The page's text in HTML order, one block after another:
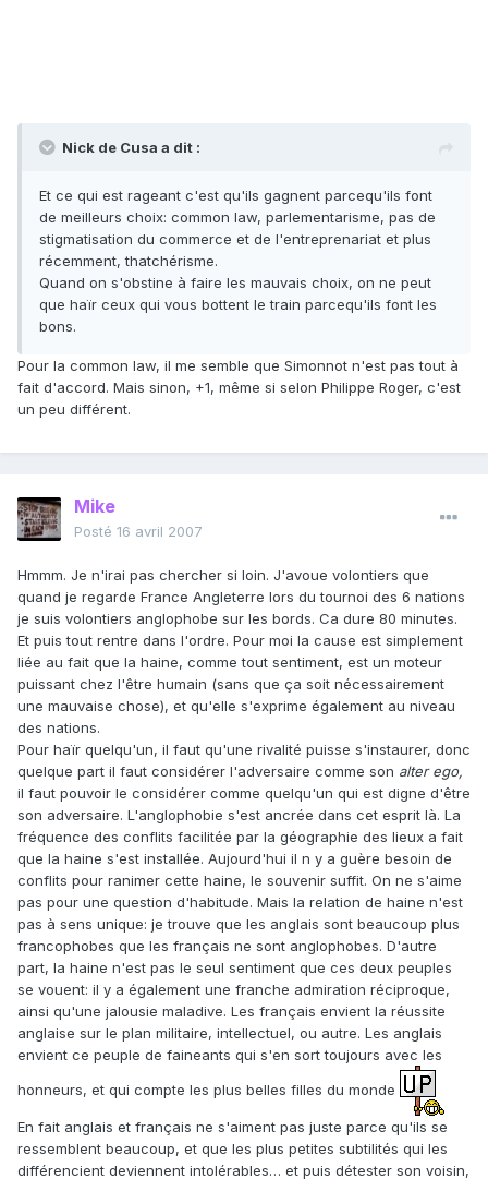
Nick de Cusa a dit :
Et ce qui est rageant c'est qu'ils gagnent parcequ'ils font
de meilleurs choix: common law, parlementarisme, pas de
stigmatisation du commerce et de l'entreprenariat et plus
récemment, thatchérisme.
Quand on s'obstine à faire les mauvais choix, on ne peut
que haïr ceux qui vous bottent le train parcequ'ils font les
bons.
Pour la common law, il me semble que Simonnot n'est pas tout à
fait d'accord. Mais sinon, +1, même si selon Philippe Roger, c'est
un peu différent.
Mike
Posté 16 avril 2007
Hmmm. Je n'irai pas chercher si loin. J'avoue volontiers que
quand je regarde France Angleterre lors du tournoi des 6 nations
je suis volontiers anglophobe sur les bords. Ca dure 80 minutes.
Et puis tout rentre dans l'ordre. Pour moi la cause est simplement
liée au fait que la haine, comme tout sentiment, est un moteur
puissant chez l'être humain (sans que ça soit nécessairement
une mauvaise chose), et qu'elle s'exprime également au niveau
des nations.
Pour haïr quelqu'un, il faut qu'une rivalité puisse s'instaurer, donc
quelque part il faut considérer l'adversaire comme son alter ego,
il faut pouvoir le considérer comme quelqu'un qui est digne d'être
son adversaire. L'anglophobie s'est ancrée dans cet esprit là. La
fréquence des conflits facilitée par la géographie des lieux a fait
que la haine s'est installée. Aujourd'hui il n y a guère besoin de
conflits pour ranimer cette haine, le souvenir suffit. On ne s'aime
pas pour une question d'habitude. Mais la relation de haine n'est
pas à sens unique: je trouve que les anglais sont beaucoup plus
francophobes que les français ne sont anglophobes. D'autre
part, la haine n'est pas le seul sentiment que ces deux peuples
se vouent: il y a également une franche admiration réciproque,
ainsi qu'une jalousie maladive. Les français envient la réussite
anglaise sur le plan militaire, intellectuel, ou autre. Les anglais
envient ce peuple de faineants qui s'en sort toujours avec les
honneurs, et qui compte les plus belles filles du monde
En fait anglais et français ne s'aiment pas juste parce qu'ils se
ressemblent beaucoup, et que les plus petites subtilités qui les
différencient deviennent intolérables… et puis détester son voisin,